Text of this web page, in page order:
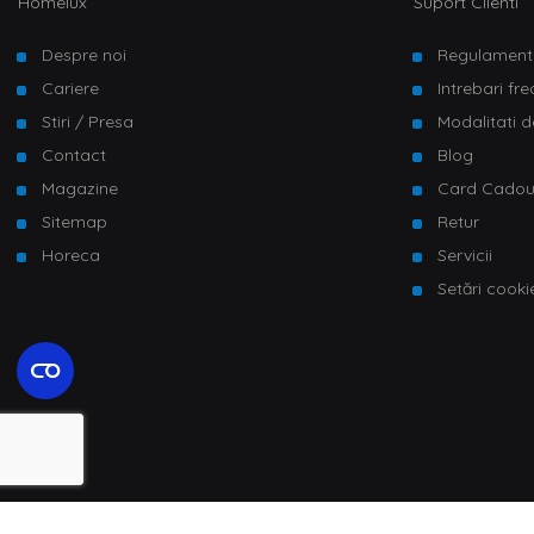
Despre noi
Cariere
Stiri / Presa
Contact
Magazine
Sitemap
Horeca
Intrebari
Modalitati
Blog
Card Cadou
Retur
Servicii
Setări